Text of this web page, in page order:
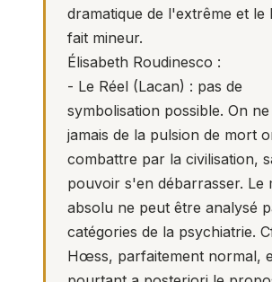
dramatique de l'extrême et le
fait mineur.
Élisabeth Roudinesco :
- Le Réel (Lacan) : pas de
symbolisation possible. On
jamais de la pulsion de mort
combattre par la civilisation,
pouvoir s'en débarrasser. Le
absolu ne peut être analysé
catégories de la psychiatrie.
Hœss, parfaitement normal,